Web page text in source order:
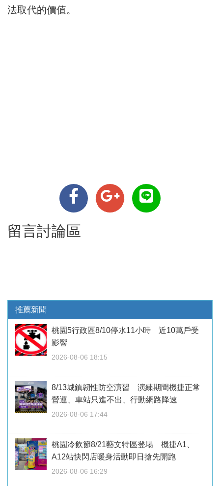
法取代的價值。
留言討論區
推薦新聞
桃園5行政區8/10停水11小時 近10萬戶受
影響
2026-08-06 18:15
8/13城鎮韌性防空演習 演練期間機捷正常
營運、車站只進不出、行動網路降速
2026-08-06 17:44
桃園冷飲節8/21藝文特區登場 機捷A1、
A12站快閃店暖身活動即日搶先開跑
2026-08-06 16:29